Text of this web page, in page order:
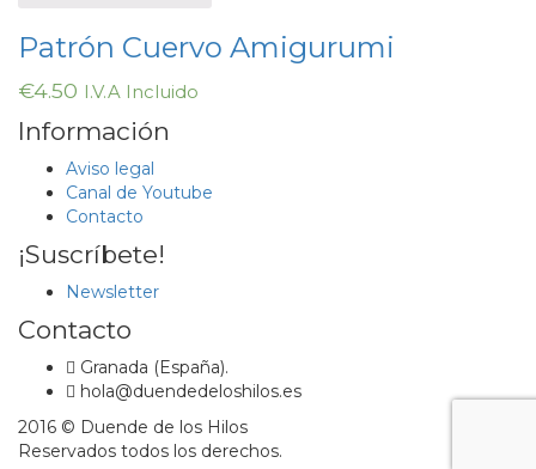
Patrón Cuervo Amigurumi
€4.50 I.V.A Incluido
Información
Aviso legal
Canal de Youtube
Contacto
¡Suscríbete!
Newsletter
Contacto
Granada (España).
hola@duendedeloshilos.es
2016 © Duende de los Hilos
Reservados todos los derechos.